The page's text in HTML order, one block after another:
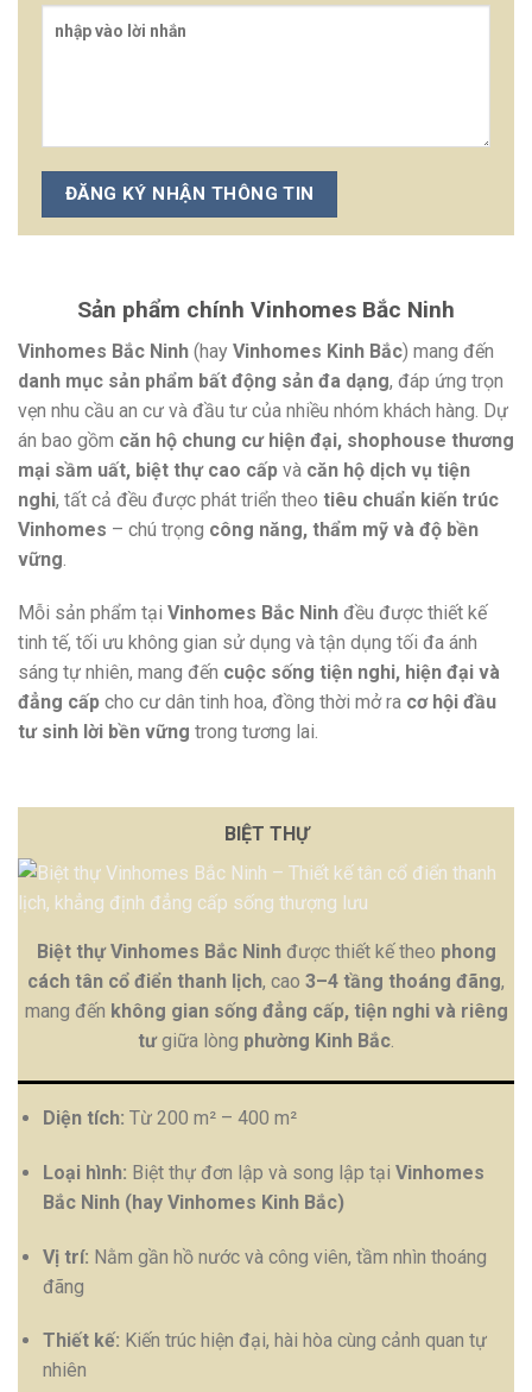
Sản phẩm chính Vinhomes Bắc Ninh
Vinhomes Bắc Ninh (hay Vinhomes Kinh Bắc) mang đến
danh mục sản phẩm bất động sản đa dạng, đáp ứng trọn
vẹn nhu cầu an cư và đầu tư của nhiều nhóm khách hàng. Dự
án bao gồm căn hộ chung cư hiện đại, shophouse thương
mại sầm uất, biệt thự cao cấp và căn hộ dịch vụ tiện
nghi, tất cả đều được phát triển theo tiêu chuẩn kiến trúc
Vinhomes – chú trọng công năng, thẩm mỹ và độ bền
vững
Mỗi sản phẩm tại Vinhomes Bắc Ninh đều được thiết kế
tinh tế, tối ưu không gian sử dụng và tận dụng tối đa ánh
sáng tự nhiên, mang đến cuộc sống tiện nghi, hiện đại và
đẳng cấp cho cư dân tinh hoa, đồng thời mở ra cơ hội đầu
tư sinh lời bền vững trong tương lai.
BIỆT THỰ
Biệt thự Vinhomes Bắc Ninhđược thiết kế theo phong
cách tân cổ điển thanh lịch, cao 3–4 tầng thoáng đãng,
mang đến không gian sống đẳng cấp, tiện nghi và riêng
tưgiữa lòng phường Kinh Bắc.
Diện tích: Từ 200 m² – 400 m²
Loại hình: Biệt thự đơn lập và song lập tại Vinhomes
Bắc Ninh (hay Vinhomes Kinh Bắc)
Vị trí: Nằm gần hồ nước và công viên, tầm nhìn thoáng
đãng
Thiết kế: Kiến trúc hiện đại, hài hòa cùng cảnh quan tự
nhiên